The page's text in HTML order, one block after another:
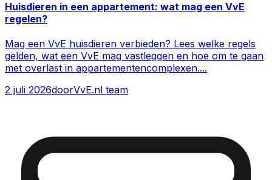
Huisdieren in een appartement: wat mag een VvE
regelen?
Mag een VvE huisdieren verbieden? Lees welke regels
gelden, wat een VvE mag vastleggen en hoe om te gaan
met overlast in appartementencomplexen....
2 juli 2026doorVvE.nl team